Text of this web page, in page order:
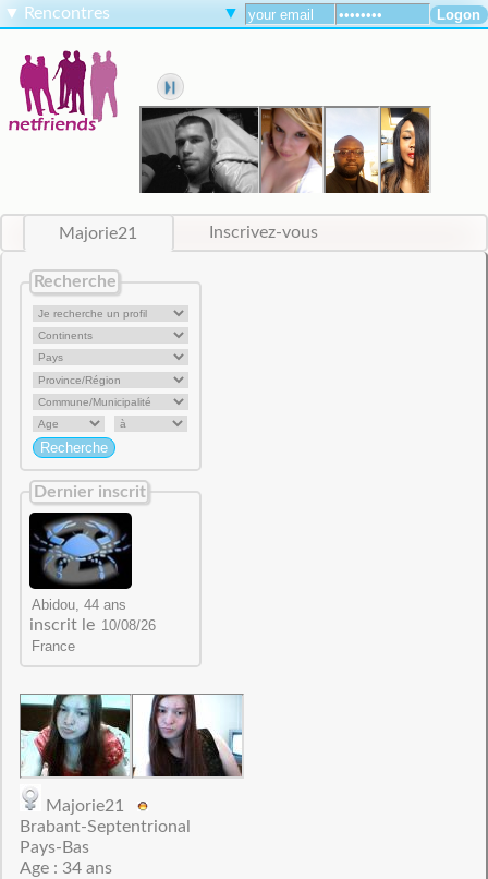
▼ Rencontres ▼
Majorie21 Inscrivez-vous
Recherche
Dernier inscrit
inscrit le
Majorie21
Brabant-Septentrional
Pays-Bas
Age : 34 ans